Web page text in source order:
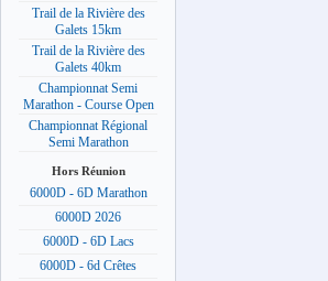
Trail de la Rivière des
Galets 15km
Trail de la Rivière des
Galets 40km
Championnat Semi
Marathon - Course Open
Championnat Régional
Semi Marathon
Hors Réunion
6000D - 6D Marathon
6000D 2026
6000D - 6D Lacs
6000D - 6d Crêtes